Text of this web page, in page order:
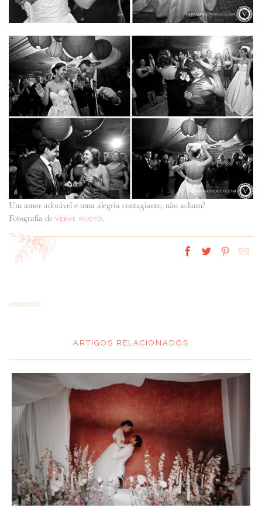
Um amor adorável e uma alegria contagiante, não acham?
Fotografia de VERVE PHOTO.
comentar
NOME :
ARTIGOS RELACIONADOS